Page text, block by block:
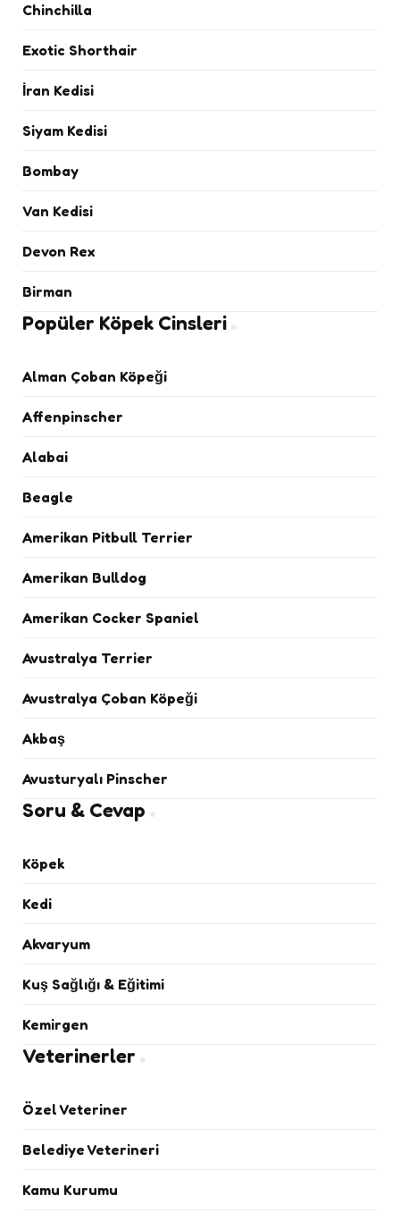
Chinchilla
Exotic Shorthair
İran Kedisi
Siyam Kedisi
Bombay
Van Kedisi
Devon Rex
Birman
Popüler Köpek Cinsleri
Alman Çoban Köpeği
Affenpinscher
Alabai
Beagle
Amerikan Pitbull Terrier
Amerikan Bulldog
Amerikan Cocker Spaniel
Avustralya Terrier
Avustralya Çoban Köpeği
Akbaş
Avusturyalı Pinscher
Soru & Cevap
Köpek
Kedi
Akvaryum
Kuş Sağlığı & Eğitimi
Kemirgen
Veterinerler
Özel Veteriner
Belediye Veterineri
Kamu Kurumu